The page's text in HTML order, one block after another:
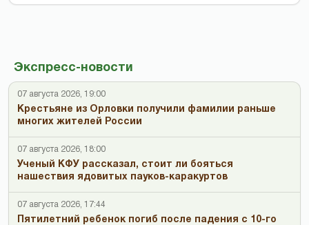
Экспресс-новости
07 августа 2026, 19:00
Крестьяне из Орловки получили фамилии раньше
многих жителей России
07 августа 2026, 18:00
Ученый КФУ рассказал, стоит ли бояться
нашествия ядовитых пауков-каракуртов
07 августа 2026, 17:44
Пятилетний ребенок погиб после падения с 10-го